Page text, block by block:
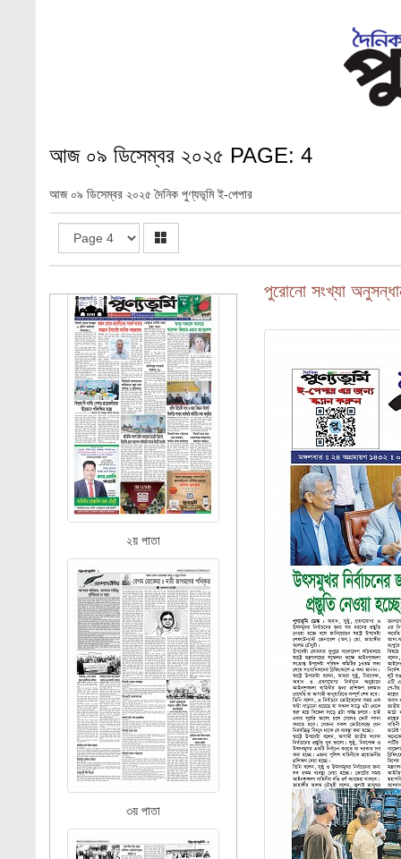
আজ ০৯ ডিসেম্বর ২০২৫ PAGE: 4
আজ ০৯ ডিসেম্বর ২০২৫ দৈনিক পুণ্যভূমি ই-পেপার
১ম পাতা
২য় পাতা
৩য় পাতা
পুরোনো সংখ্যা